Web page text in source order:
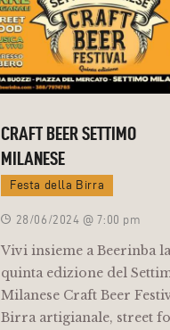
CRAFT BEER SETTIMO
MILANESE
Festa della Birra
28/06/2024 @ 7:00 pm
Vivi insieme a Beerinba la
quinta edizione del
Milanese Craft Beer
Birra artigianale, street